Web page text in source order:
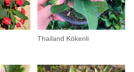
Thailand Kökenli